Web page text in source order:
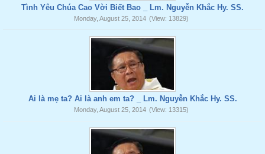
Tình Yêu Chúa Cao Vời Biết Bao _ Lm. Nguyễn Khắc Hy. SS.
Monday, August 25, 2014 (View: 13829)
Ai là mẹ ta? Ai là anh em ta? _ Lm. Nguyễn Khắc Hy. SS.
Monday, August 25, 2014 (View: 13315)